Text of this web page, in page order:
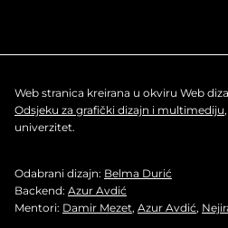
Web stranica kreirana u okviru Web
Odsjeku za grafički dizajn i multimediju
univerzitet.
Odabrani dizajn: Belma Durić
Backend: Azur Avdić
Mentori: Damir Mezet, Azur Avdić,